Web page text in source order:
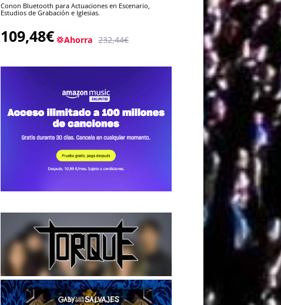
Conon Bluetooth para Actuaciones en Escenario,
Estudios de Grabación e Iglesias.
109,48€ 💢Ahorra 232,44€